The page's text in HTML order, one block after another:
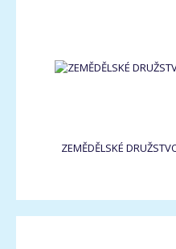
ZEMĚDĚLSKÉ